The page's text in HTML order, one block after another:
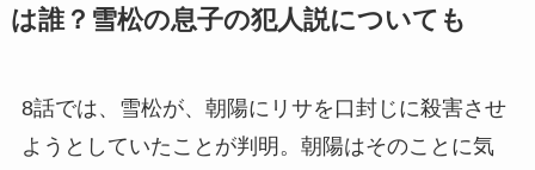
は誰？雪松の息子の犯人説についても
8話では、雪松が、朝陽にリサを口封じに殺害させ
ようとしていたことが判明。朝陽はそのことに気